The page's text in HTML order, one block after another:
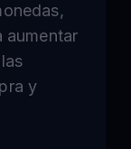
aumentar
y